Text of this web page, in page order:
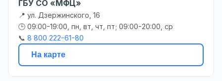
ГБУ СО «МФЦ»
📍 ул. Дзержинского, 16
🕒 09:00-19:00, пн, вт, чт, пт; 09:00-20:00, ср
📞 8 800 222-61-80
На карте